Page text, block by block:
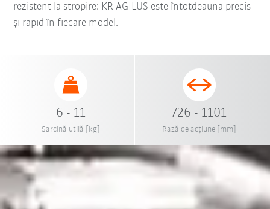
rezistent la stropire: KR AGILUS este întotdeauna precis
și rapid în fiecare model.
6 - 11
Sarcină utilă [kg]
726 - 1101
Rază de acțiune [mm]